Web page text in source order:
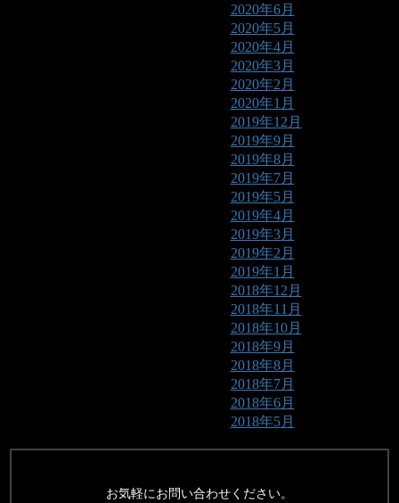
2020年6月
2020年5月
2020年4月
2020年3月
2020年2月
2020年1月
2019年12月
2019年9月
2019年8月
2019年7月
2019年5月
2019年4月
2019年3月
2019年2月
2019年1月
2018年12月
2018年11月
2018年10月
2018年9月
2018年8月
2018年7月
2018年6月
2018年5月
お気軽にお問い合わせください。